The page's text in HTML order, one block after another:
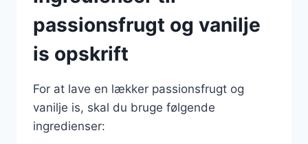
passionsfrugt og vanilje
is opskrift
For at lave en lækker passionsfrugt og
vanilje is, skal du bruge følgende
ingredienser: